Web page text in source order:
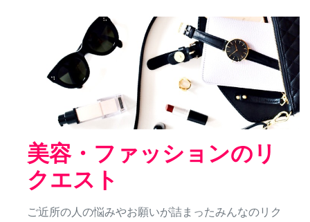
美容・ファッションのリ
クエスト
ご近所の人の悩みやお願いが詰まったみんなのリク